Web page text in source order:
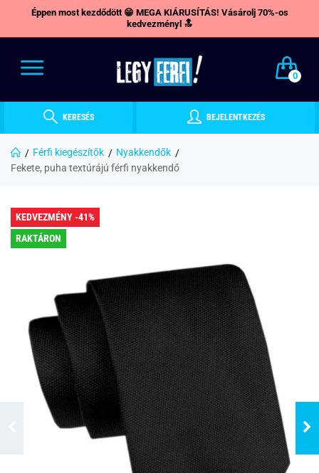
Éppen most kezdődött 😁 MEGA KIÁRUSÍTÁS! Vásárolj 70%-os
kedvezményl 🔝
0
KERESÉS BEJELENTKEZÉS
Férfi kiegészítők
Nyakkendők
Fekete, puha textúrájú férfi nyakkendő
KEDVEZMÉNY -41%
RAKTÁRON